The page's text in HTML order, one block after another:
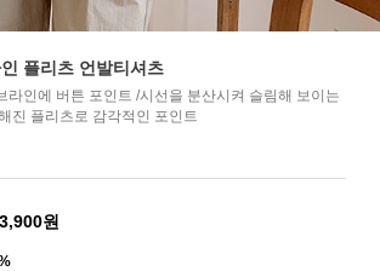
플리츠 언발티셔츠
라인에 버튼 포인트 /시선을 분산시켜 슬림해 보이는
진 플리츠로 감각적인 포인트
원